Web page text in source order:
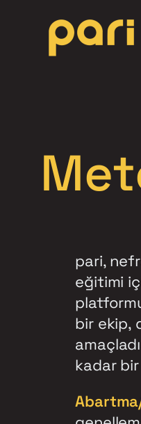
pari,
eğitimi
bir ekip,
kadar